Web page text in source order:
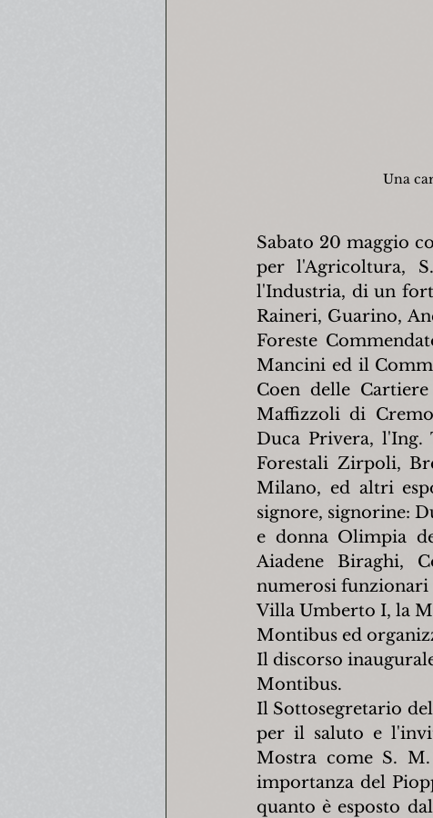
Una
Sabato 20 maggio
per l'Agricoltura,
l'Industria, di un
Raineri, Guarino,
Foreste
Mancini ed il
Coen delle
Maffizzoli di
Duca Privera,
Forestali Zirpoli,
Milano, ed altri
signore, signorine:
e donna Olimpia
Aiadene Biraghi,
numerosi
Villa Umberto I, la
Montibus ed
Il discorso
Montibus.
Il Sottosegretario
per il saluto e
Mostra come S.
importanza del
quanto è esposto